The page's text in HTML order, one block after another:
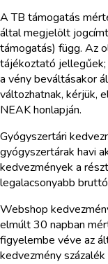
A TB támogatás
által megjelölt
támogatás) függ. Az
tájékoztató
a vény beváltásakor
változhatnak, kérjük,
NEAK honlapján.
Gyógyszertári
gyógyszertárak havi
kedvezmények a
legalacsonyabb
Webshop
elmúlt 30 napban
figyelembe véve az
kedvezmény